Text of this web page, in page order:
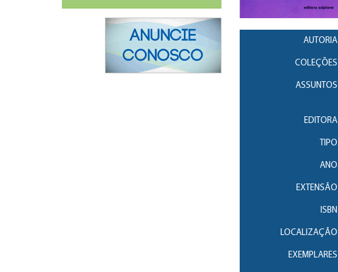
AUTORIA
COLEÇÕES
ASSUNTOS
EDITORA
TIPO
ANO
EXTENSÃO
ISBN
LOCALIZAÇÃO
EXEMPLARES